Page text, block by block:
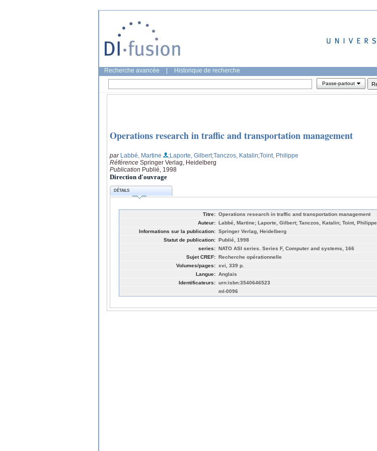
Recherche avancée Historique de recherche
Passe-partout
Operations research in traffic and transportation management
par Labbé, Martine ;Laporte, Gilbert;Tanczos, Katalin;Toint, Philippe
Référence Springer Verlag, Heidelberg
Publication Publié, 1998
Direction d'ouvrage
DÉTAILS
Titre: Operations research in traffic and transportation management
Auteur: Labbé, Martine; Laporte, Gilbert; Tanczos, Katalin; Toint, Philippe
Informations sur la publication: Springer Verlag, Heidelberg
Statut de publication: Publié, 1998
series: NATO ASI series. Series F, Computer and systems, 166
Sujet CREF: Recherche opérationnelle
Volumes/pages: xvi, 339 p.
Langue: Anglais
Identificateurs: urn:isbn:3540646523
ml-0096